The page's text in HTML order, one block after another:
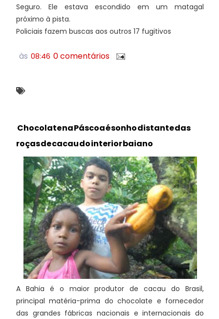
Seguro. Ele estava escondido em um matagal
próximo à pista.
Policiais fazem buscas aos outros 17 fugitivos
às 08:46 0 comentários
Chocolate na Páscoa é sonho distante das
roças de cacau do interior baiano
A Bahia é o maior produtor de cacau do Brasil,
principal matéria-prima do chocolate e fornecedor
das grandes fábricas nacionais e internacionais do